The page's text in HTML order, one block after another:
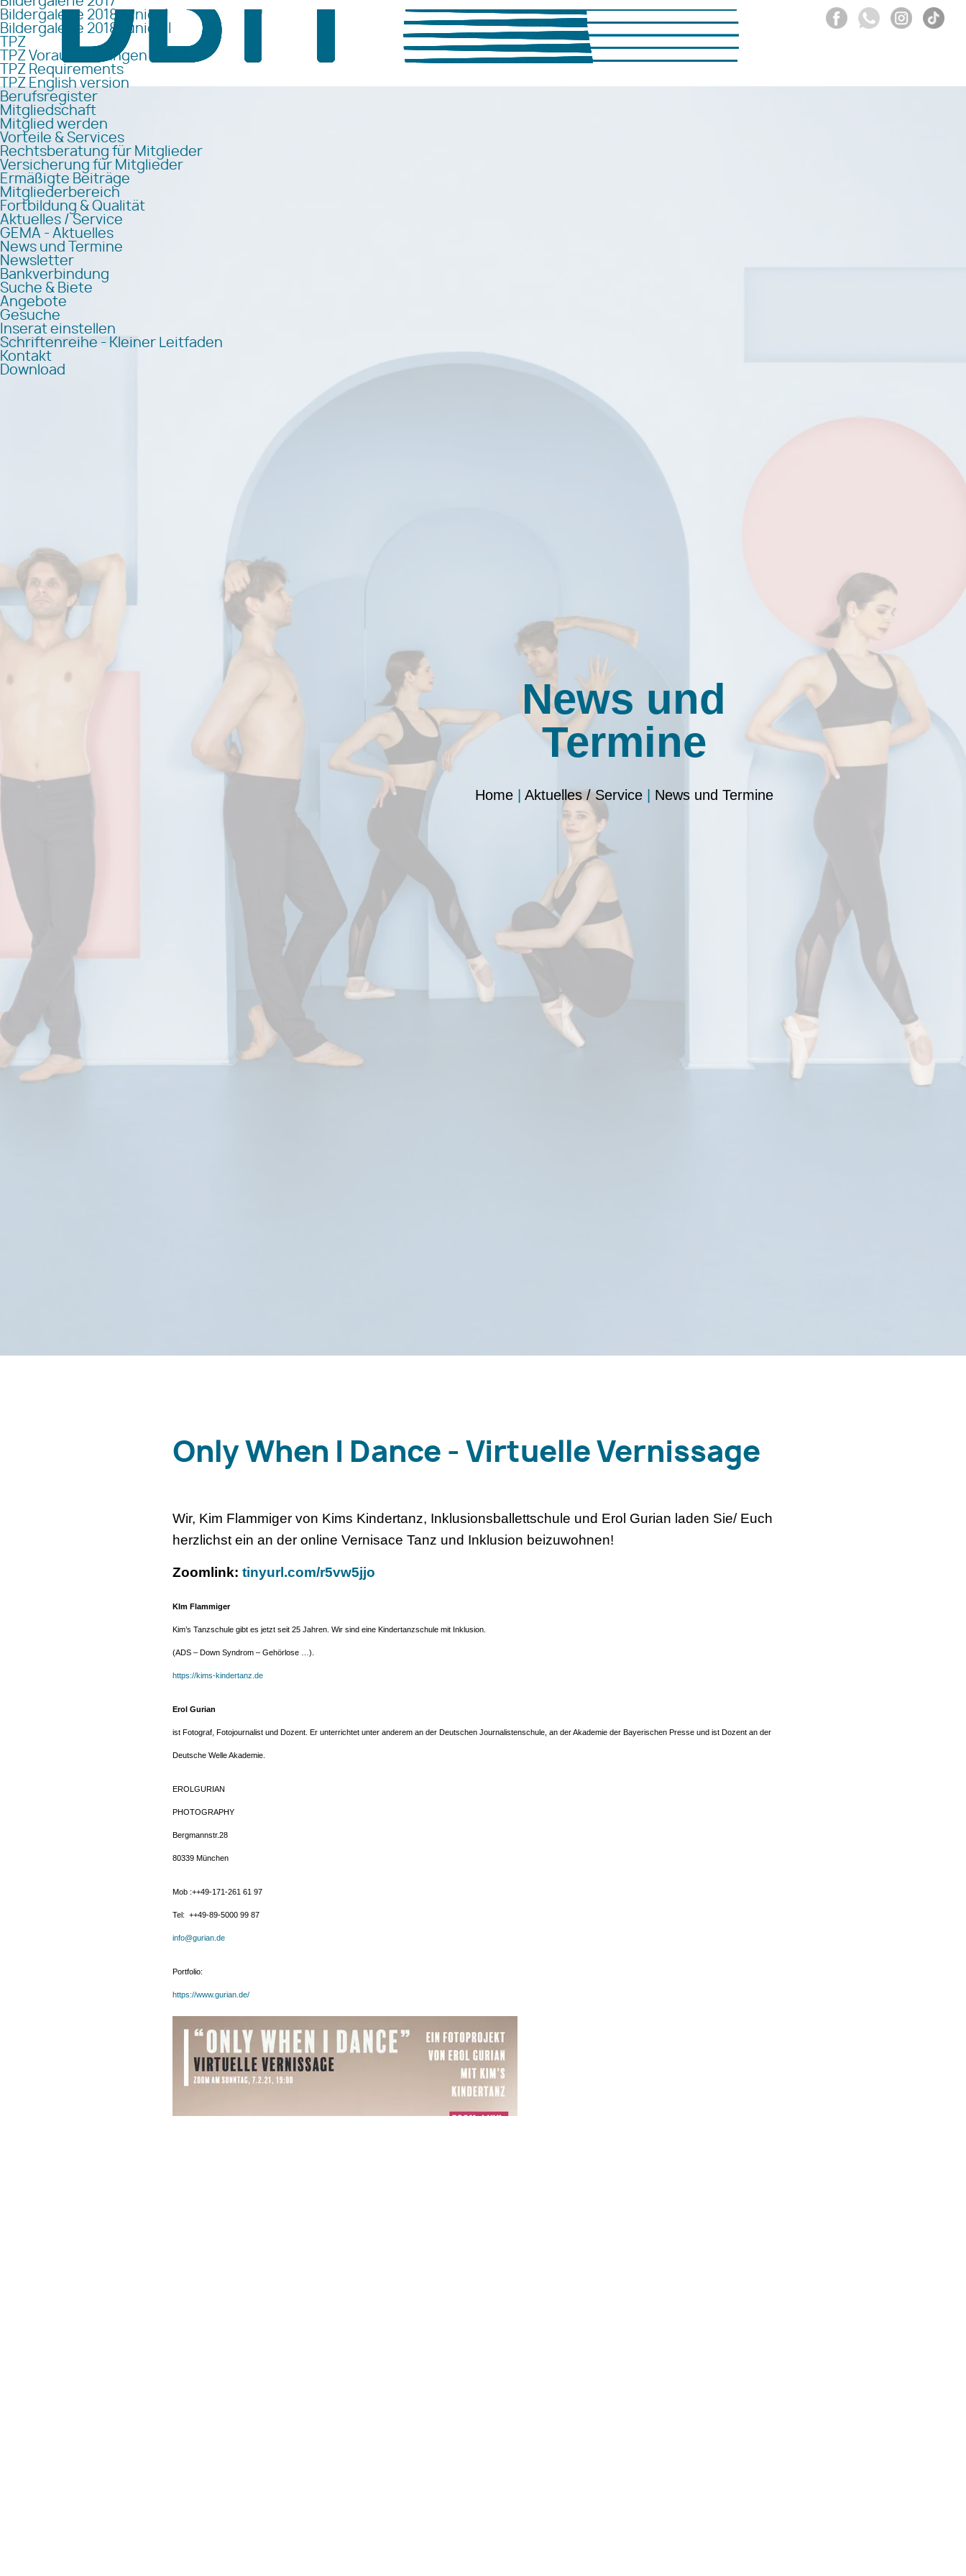
Bildergalerie 2018 Junior I
Bildergalerie 2018 Junior II
TPZ
TPZ Voraussetzungen
TPZ Requirements
TPZ English version
Berufsregister
Mitgliedschaft
Mitglied werden
Vorteile & Services
Rechtsberatung für Mitglieder
Versicherung für Mitglieder
Ermäßigte Beiträge
Mitgliederbereich
Fortbildung & Qualität
Aktuelles / Service
GEMA - Aktuelles
News und Termine
Newsletter
Bankverbindung
Suche & Biete
Angebote
Gesuche
Inserat einstellen
Schriftenreihe - Kleiner Leitfaden
Kontakt
Download
News und
Termine
Home| Aktuelles / Service| News und Termine
Only When I Dance - Virtuelle Vernissage
Wir, Kim Flammiger von Kims Kindertanz, Inklusionsballettschule und Erol Gurian laden Sie/ Euch
herzlichst ein an der online Vernisace Tanz und Inklusion beizuwohnen!
Zoomlink: tinyurl.com/r5vw5jjo
KIm Flammiger
Kim’s Tanzschule gibt es jetzt seit 25 Jahren. Wir sind eine Kindertanzschule mit Inklusion.
(ADS – Down Syndrom – Gehörlose …).
https://kims-kindertanz.de
Erol Gurian
ist Fotograf, Fotojournalist und Dozent. Er unterrichtet unter anderem an der Deutschen Journalistenschule, an der Akademie der Bayerischen Presse und ist Dozent an der
Deutsche Welle Akademie.
EROLGURIAN
PHOTOGRAPHY
Bergmannstr.28
80339 München
Mob :++49-171-261 61 97
Tel: ++49-89-5000 99 87
info@gurian.de
Portfolio:
https://www.gurian.de/